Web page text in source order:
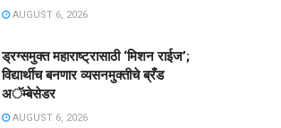
AUGUST 6, 2026
ड्रग्समुक्त महाराष्ट्रासाठी ‘मिशन राईज’;
विद्यार्थीच बनणार व्यसनमुक्तीचे ब्रँड
अॅम्बेसेडर
AUGUST 6, 2026